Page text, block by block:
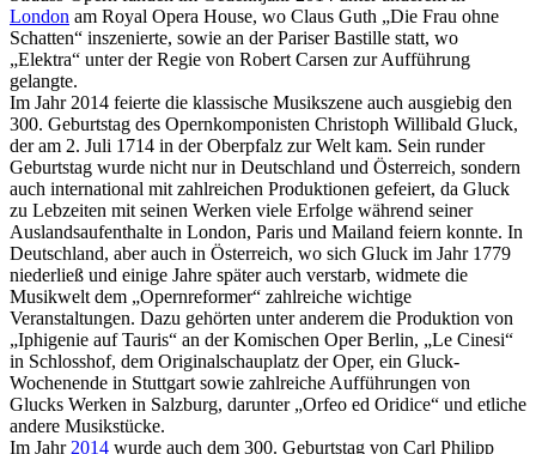
London am Royal Opera House, wo Claus Guth „Die Frau ohne
Schatten“ inszenierte, sowie an der Pariser Bastille statt, wo
„Elektra“ unter der Regie von Robert Carsen zur Aufführung
gelangte.
Im Jahr 2014 feierte die klassische Musikszene auch ausgiebig den
300. Geburtstag des Opernkomponisten Christoph Willibald Gluck,
der am 2. Juli 1714 in der Oberpfalz zur Welt kam. Sein runder
Geburtstag wurde nicht nur in Deutschland und Österreich, sondern
auch international mit zahlreichen Produktionen gefeiert, da Gluck
zu Lebzeiten mit seinen Werken viele Erfolge während seiner
Auslandsaufenthalte in London, Paris und Mailand feiern konnte. In
Deutschland, aber auch in Österreich, wo sich Gluck im Jahr 1779
niederließ und einige Jahre später auch verstarb, widmete die
Musikwelt dem „Opernreformer“ zahlreiche wichtige
Veranstaltungen. Dazu gehörten unter anderem die Produktion von
„Iphigenie auf Tauris“ an der Komischen Oper Berlin, „Le Cinesi“
in Schlosshof, dem Originalschauplatz der Oper, ein Gluck-
Wochenende in Stuttgart sowie zahlreiche Aufführungen von
Glucks Werken in Salzburg, darunter „Orfeo ed Oridice“ und etliche
andere Musikstücke.
Im Jahr 2014 wurde auch dem 300. Geburtstag von Carl Philipp